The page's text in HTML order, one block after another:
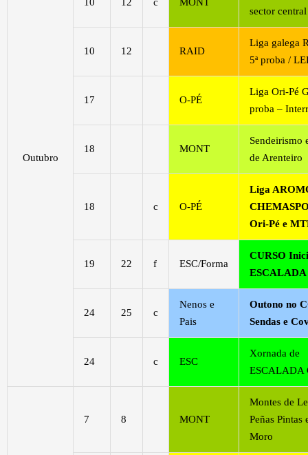
Outubro
sector central
10 12 RAID
Liga galega
5ª proba /
17 O-PÉ
Liga Ori-Pé
proba –
18 MONT
Sendeirismo
de Arenteiro
18 c O-PÉ
Liga
Ori-Pé e
19 22 f ESC/Forma
CURSO
ESCALADA
24 25 c
Nenos e
Pais
Outono no
Sendas e
24 c ESC
Xornada de
ESCALADA
7 8 MONT
Montes de
Peñas Pintas
Moro